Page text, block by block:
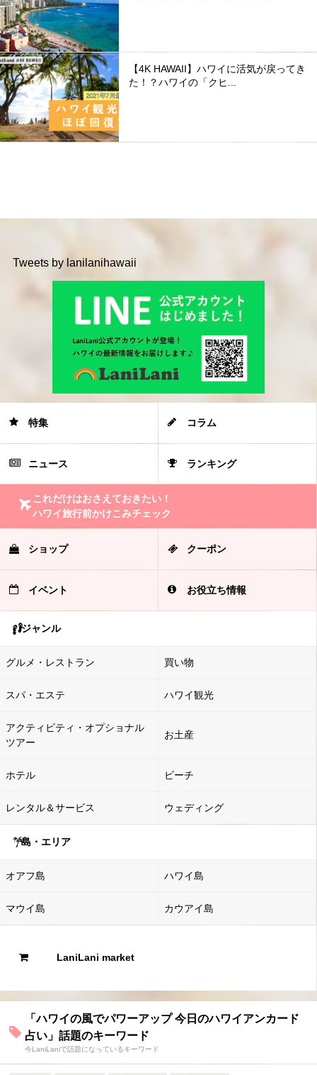
【4K HAWAII】ハワイに活気が戻ってき
た！？ハワイの「クヒ...
Tweets by lanilanihawaii
特集 コラム
ニュース ランキング
これだけはおさえておきたい！
ハワイ旅行前かけこみチェック
ショップ クーポン
イベント お役立ち情報
ジャンル
グルメ・レストラン 買い物
スパ・エステ ハワイ観光
アクティビティ・オプショナル
ツアー
お土産
ホテル ビーチ
レンタル＆サービス ウェディング
島・エリア
オアフ島 ハワイ島
マウイ島 カウアイ島
LaniLani market
「ハワイの風でパワーアップ 今日のハワイアンカード
占い」話題のキーワード
今LaniLaniで話題になっているキーワード